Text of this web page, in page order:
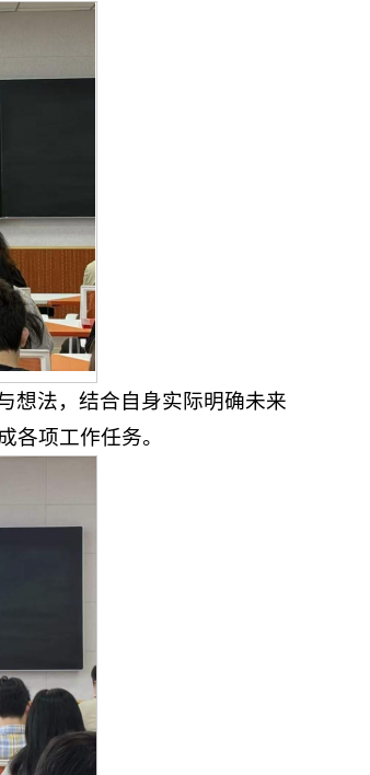
想法，结合自身实际明确未来
各项工作任务。